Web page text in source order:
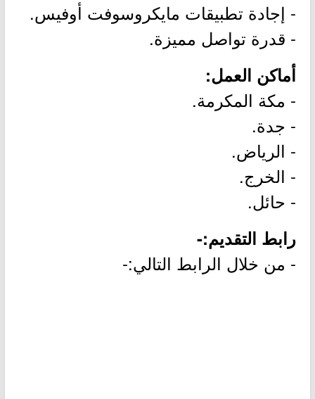
- إجادة تطبيقات مايكروسوفت أوفيس.
- قدرة تواصل مميزة.
أماكن العمل:
- مكة المكرمة.
- جدة.
- الرياض.
- الخرج.
- حائل.
رابط التقديم:-
- من خلال الرابط التالي:-